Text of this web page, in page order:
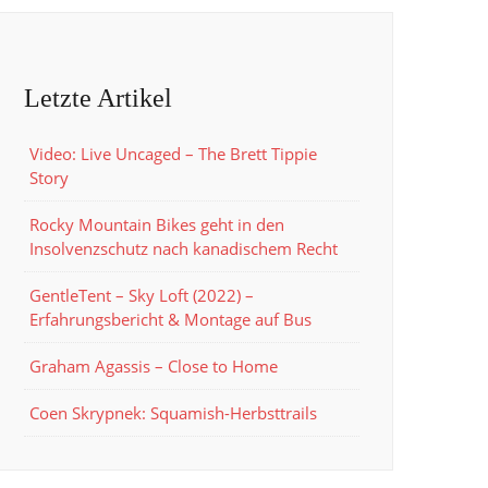
Letzte Artikel
Video: Live Uncaged – The Brett Tippie
Story
Rocky Mountain Bikes geht in den
Insolvenzschutz nach kanadischem Recht
GentleTent – Sky Loft (2022) –
Erfahrungsbericht & Montage auf Bus
Graham Agassis – Close to Home
Coen Skrypnek: Squamish-Herbsttrails